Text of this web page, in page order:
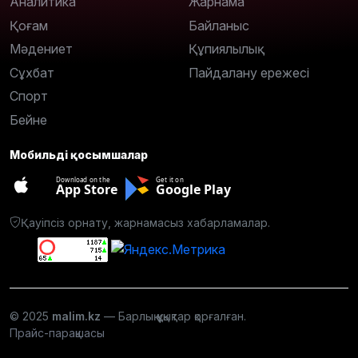
Қоғам
Мәдениет
Сұхбат
Спорт
Бейне
Байланыс
Құпиялылық
Пайдалану ережесі
Мобильді қосымшалар
Download on the
App Store
Get it on
Google Play
Қауіпсіз орнату, жарнамасыз хабарламалар.
© 2025 malim.kz — Барлық құқықтар қорғалған.
Прайс-парақшасы